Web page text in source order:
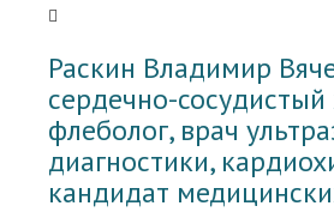
Раскин Владимир
cердечно-сосудистый
флеболог, врач
диагностики,
кандидат